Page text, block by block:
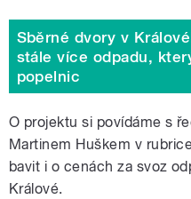
Sběrné dvory v
stále více odpadu,
popelnic
O projektu si povídáme s
Martinem Huškem v
bavit i o cenách za svoz
Králové.